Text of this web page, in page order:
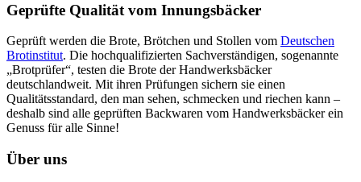
Geprüfte Qualität vom Innungsbäcker
Geprüft werden die Brote, Brötchen und Stollen vom Deutschen
Brotinstitut. Die hochqualifizierten Sachverständigen, sogenannte
„Brotprüfer“, testen die Brote der Handwerksbäcker
deutschlandweit. Mit ihren Prüfungen sichern sie einen
Qualitätsstandard, den man sehen, schmecken und riechen kann –
deshalb sind alle geprüften Backwaren vom Handwerksbäcker ein
Genuss für alle Sinne!
Über uns